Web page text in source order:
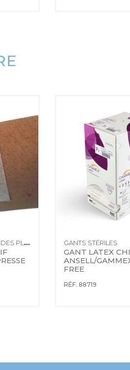
TRAITEMENT CLASSIQUE DES PLAIES
GANTS STÉRILES
GANT LATEX
ANSELL/
FREE
RÉF. 88719